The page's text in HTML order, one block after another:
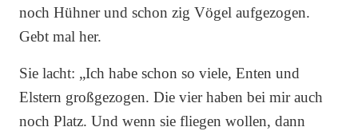
noch Hühner und schon zig Vögel aufgezogen.
Gebt mal her.
Sie lacht: „Ich habe schon so viele, Enten und
Elstern großgezogen. Die vier haben bei mir auch
noch Platz. Und wenn sie fliegen wollen, dann